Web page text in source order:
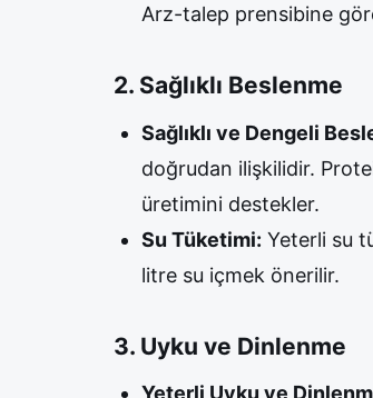
Arz-talep prensibine
2. Sağlıklı Beslenme
Sağlıklı ve Dengeli
doğrudan ilişkilidir.
üretimini destekler.
Su Tüketimi: Yeterli su
litre su içmek önerilir.
3. Uyku ve Dinlenme